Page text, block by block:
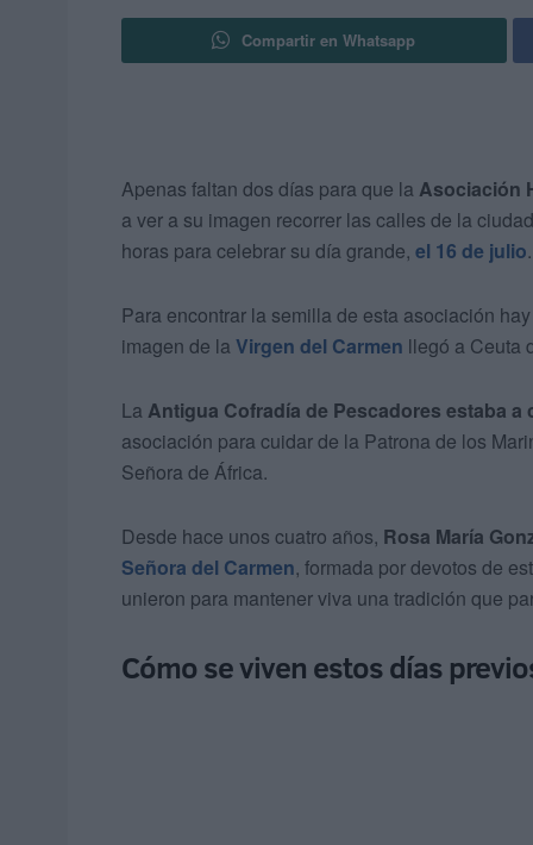
Compartir en Whatsapp
Apenas faltan dos días para que la Asociación
a ver a su imagen recorrer las calles de la
horas para celebrar su día grande, el 16 de julio.
Para encontrar la semilla de esta asociación
imagen de la Virgen del Carmen llegó a Ceuta
La Antigua Cofradía de Pescadores estaba a
asociación para cuidar de la Patrona de los
Señora de África.
Desde hace unos cuatro años, Rosa María
Señora del Carmen, formada por devotos de
unieron para mantener viva una tradición que
Cómo se viven estos días